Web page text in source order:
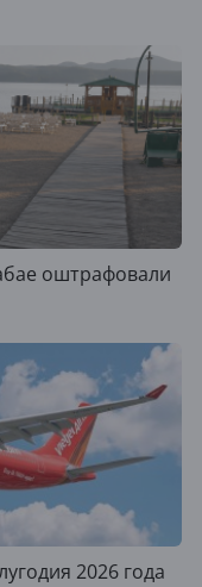
оштрафовали
2026 года